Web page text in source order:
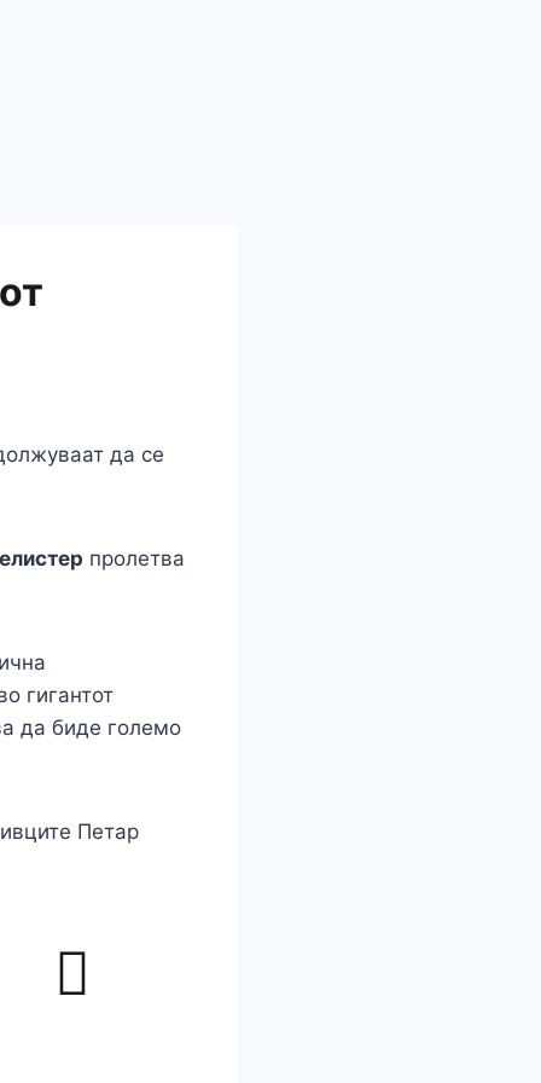
да се
пролетва
гигантот
да биде големо
Петар